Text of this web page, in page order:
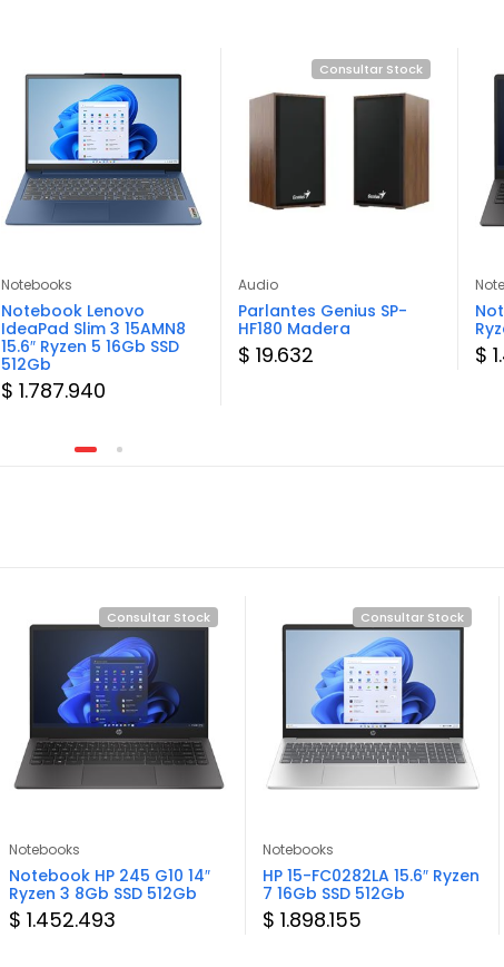
Notebooks
Notebook Lenovo
IdeaPad Slim 3 15AMN8
15.6″ Ryzen 5 16Gb SSD
512Gb
$ 1.787.940
Consultar Stock
Audio
Parlantes Genius SP-
HF180 Madera
$ 19.632 $
Consultar Stock
Notebooks
Notebook HP 245 G10 14″
Ryzen 3 8Gb SSD 512Gb
$ 1.452.493
Consultar Stock
Notebooks
HP 15-FC0282LA 15.6″ Ryzen
7 16Gb SSD 512Gb
$ 1.898.155